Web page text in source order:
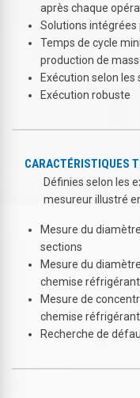
après chaque
Solutions
Temps de cycle
production de
Exécution selon
Exécution robuste
CARACTÉRISTIQUES
Définies selon les
mesureur illustré
Mesure du
sections
Mesure du
chemise
Mesure de
chemise
Recherche de